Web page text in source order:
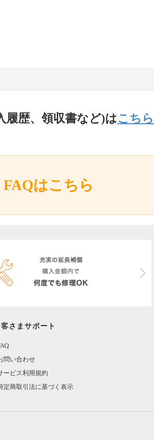
履歴、領収書など)はこちら
FAQはこちら
さまサポート
問い合わせ
ービス利用規約
定商取引法に基づく表示